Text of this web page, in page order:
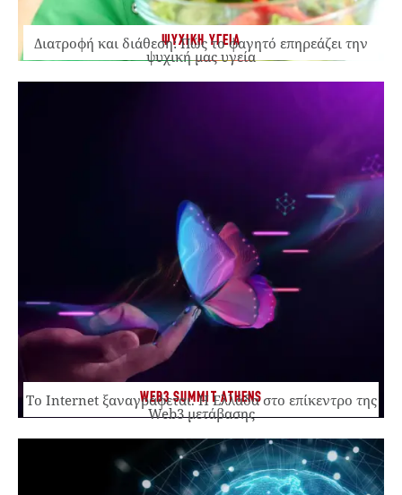
ΨΥΧΙΚΗ ΥΓΕΙΑ
Διατροφή και διάθεση: Πώς το φαγητό επηρεάζει την
ψυχική μας υγεία
WEB3 SUMMIT ATHENS
Το Internet ξαναγράφεται. Η Ελλάδα στο επίκεντρο της
Web3 μετάβασης